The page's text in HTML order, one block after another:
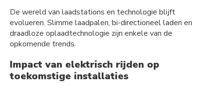
De wereld van laadstations en technologie blijft
evolueren. Slimme laadpalen, bi-directioneel laden en
draadloze oplaadtechnologie zijn enkele van de
opkomende trends.
Impact van elektrisch rijden op
toekomstige installaties